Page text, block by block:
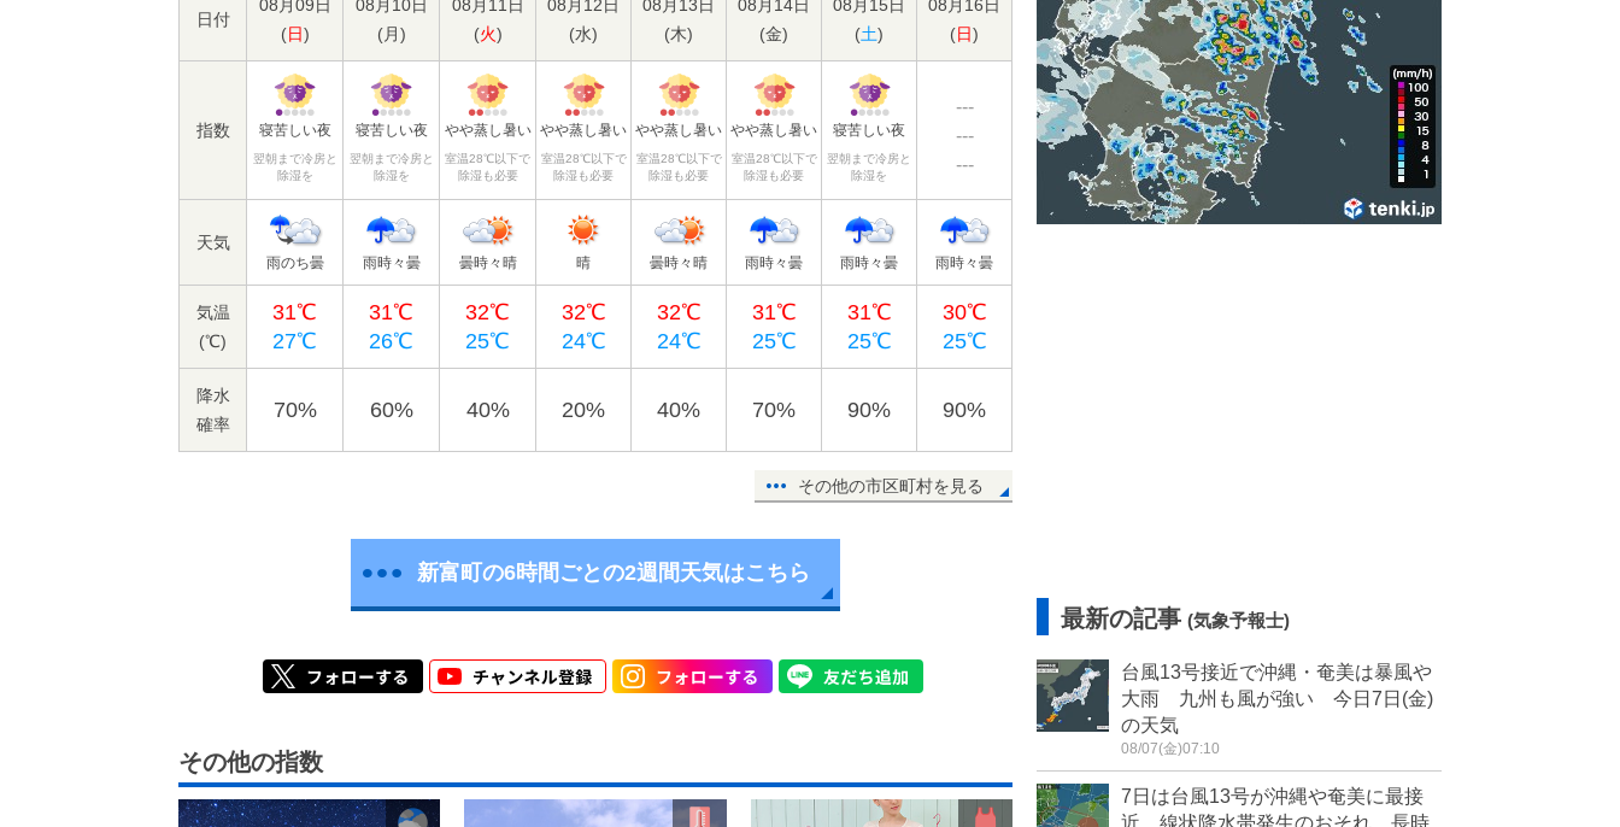
日付
08月09日
(日)
08月10日
(月)
08月11日
(火)
08月12日
(水)
08月13日
(木)
08月14日
(金)
08月15日
(土)
08月16日
(日)
指数 寝苦しい夜
翌朝まで冷房と
除湿を
寝苦しい夜
翌朝まで冷房と
除湿を
やや蒸し暑い
室温28℃以下で
除湿も必要
やや蒸し暑い
室温28℃以下で
除湿も必要
やや蒸し暑い
室温28℃以下で
除湿も必要
やや蒸し暑い
室温28℃以下で
除湿も必要
寝苦しい夜
翌朝まで冷房と
除湿を
---
---
---
天気
雨のち曇 雨時々曇 曇時々晴 晴 曇時々晴 雨時々曇 雨時々曇 雨時々曇
気温
(℃)
31℃
27℃
31℃
26℃
32℃
25℃
32℃
24℃
32℃
24℃
31℃
25℃
31℃
25℃
30℃
25℃
降水
確率
70% 60% 40% 20% 40% 70% 90% 90%
その他の市区町村を見る
新富町の6時間ごとの2週間天気はこちら
その他の指数
最新の記事 (気象予報士)
台風13号接近で沖縄・奄美は暴風や
大雨 九州も風が強い 今日7日(金)
の天気
08/07(金)07:10
7日は台風13号が沖縄や奄美に最接
近 線状降水帯発生のおそれ 長時